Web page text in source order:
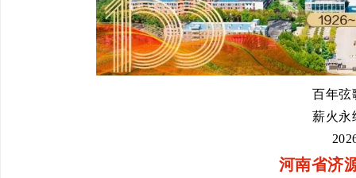
百年弦
薪火永
河南省济